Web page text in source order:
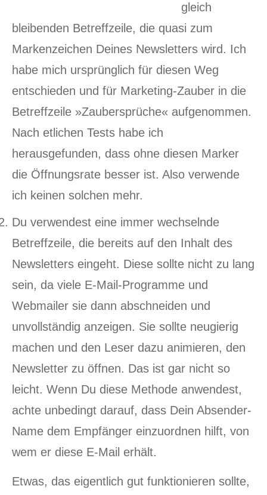
gleich
bleibenden Betreffzeile, die quasi zum
Markenzeichen Deines Newsletters wird. Ich
habe mich ursprünglich für diesen Weg
entschieden und für Marketing-Zauber in die
Betreffzeile »Zaubersprüche« aufgenommen.
Nach etlichen Tests habe ich
herausgefunden, dass ohne diesen Marker
die Öffnungsrate besser ist. Also verwende
ich keinen solchen mehr.
Du verwendest eine immer wechselnde
Betreffzeile, die bereits auf den Inhalt des
Newsletters eingeht. Diese sollte nicht zu lang
sein, da viele E-Mail-Programme und
Webmailer sie dann abschneiden und
unvollständig anzeigen. Sie sollte neugierig
machen und den Leser dazu animieren, den
Newsletter zu öffnen. Das ist gar nicht so
leicht. Wenn Du diese Methode anwendest,
achte unbedingt darauf, dass Dein Absender-
Name dem Empfänger einzuordnen hilft, von
wem er diese E-Mail erhält.
Etwas, das eigentlich gut funktionieren sollte,